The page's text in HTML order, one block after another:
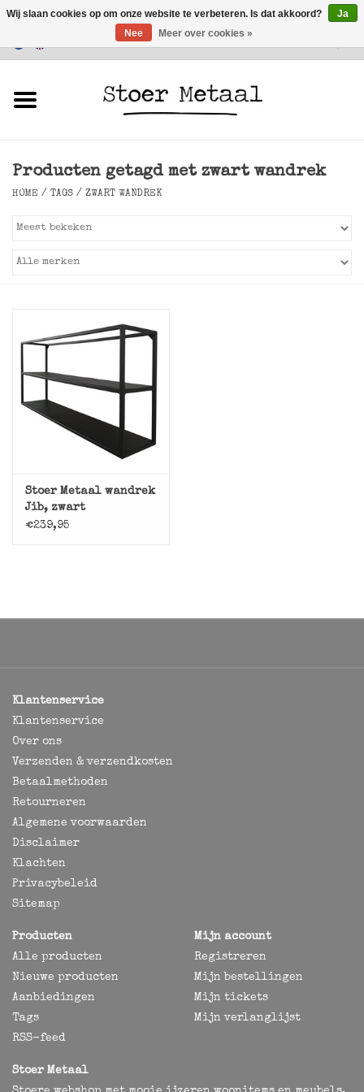
Klantenservice
Verlichting
SALE
Producten getagd met zwart wandrek
HOME / TAGS / ZWART WANDREK
Stoer Metaal wandrek
Jib, zwart
€239,95
Klantenservice
Klantenservice
Over ons
Verzenden & verzendkosten
Betaalmethoden
Retourneren
Algemene voorwaarden
Disclaimer
Klachten
Privacybeleid
Sitemap
Producten
Alle producten
Nieuwe producten
Aanbiedingen
Tags
RSS-feed
Mijn account
Registreren
Mijn bestellingen
Mijn tickets
Mijn verlanglijst
Stoer Metaal
Wij slaan cookies op om onze website te verbeteren. Is dat akkoord?
Ja
Nee
Meer over cookies »